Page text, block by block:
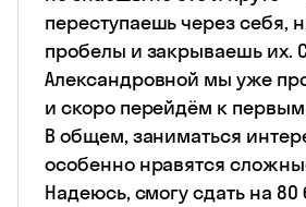
переступаешь через себя,
пробелы и закрываешь их.
Александровной мы уже
и скоро перейдём к
В общем, заниматься
особенно нравятся
Надеюсь, смогу сдать на 80